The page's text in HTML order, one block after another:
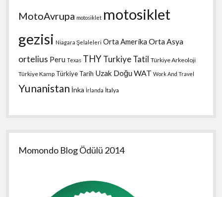
MotoAvrupa motosiklet motosiklet
gezisi Niagara Şelaleleri Orta Amerika Orta Asya
ortelius Peru Texas THYTurkiye Tatil Türkiye Arkeoloji
Türkiye Kamp Türkiye Tarih Uzak DoğuWAT Work And Travel
Yunanistan İnka İrlanda İtalya
Momondo Blog Ödülü 2014